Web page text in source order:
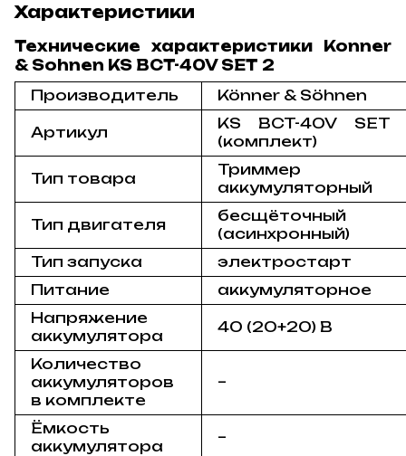
Характеристики
Технические характеристики Konner
& Sohnen KS BCT-40V SET 2
Производитель
Könner & Söhnen
Артикул
KS BCT-40V SET
(комплект)
Тип товара
Триммер
аккумуляторный
Тип двигателя
бесщёточный
(асинхронный)
Тип запуска
электростарт
Питание
аккумуляторное
Напряжение
аккумулятора
40 (20+20) В
Количество
аккумуляторов
в комплекте
–
Ёмкость
аккумулятора
–